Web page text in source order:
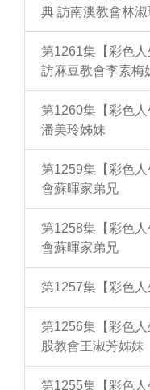
典 訪南澳教會林
第1261集【彩色
訪麻豆教會李素梅
第1260集【彩色
潘美玲姊妹
第1259集【彩色
會蘇暉家弟兄
第1258集【彩色
會蘇暉家弟兄
第1257集【彩色
第1256集【彩色
股教會王淑芳姊妹
第1255集【彩色